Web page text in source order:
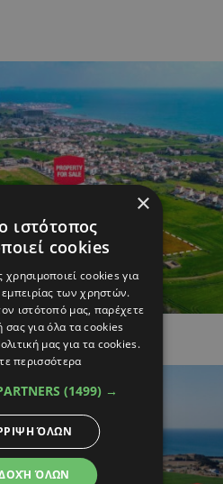
Περιοχές
×
ιστότοπος
cookies
χρησιμοποιεί cookies για
των χρηστών.
ιστότοπό μας, παρέχετε
σας για όλα τα cookies
μας για τα cookies.
περισσότερα
(1499) →
ΌΛΩΝ
ΌΛΩΝ